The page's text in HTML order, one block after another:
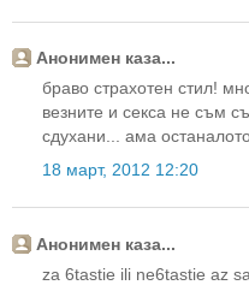
Анонимен каза...
браво страхотен стил!
везните и секса не съм
сдухани... ама
18 март, 2012 12:20
Анонимен каза...
za 6tastie ili ne6tastie az